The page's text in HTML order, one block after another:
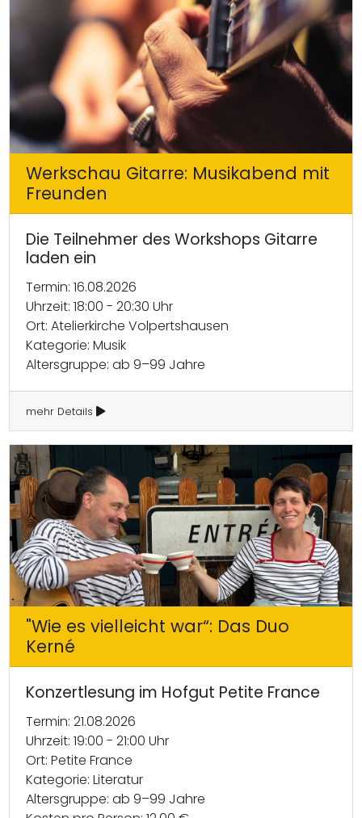
Werkschau Gitarre: Musikabend mit
Freunden
Die Teilnehmer des Workshops Gitarre
laden ein
Termin: 16.08.2026
Uhrzeit: 18:00 - 20:30 Uhr
Ort: Atelierkirche Volpertshausen
Kategorie: Musik
Altersgruppe: ab 9–99 Jahre
mehr Details
"Wie es vielleicht war“: Das Duo
Kerné
Konzertlesung im Hofgut Petite France
Termin: 21.08.2026
Uhrzeit: 19:00 - 21:00 Uhr
Ort: Petite France
Kategorie: Literatur
Altersgruppe: ab 9–99 Jahre